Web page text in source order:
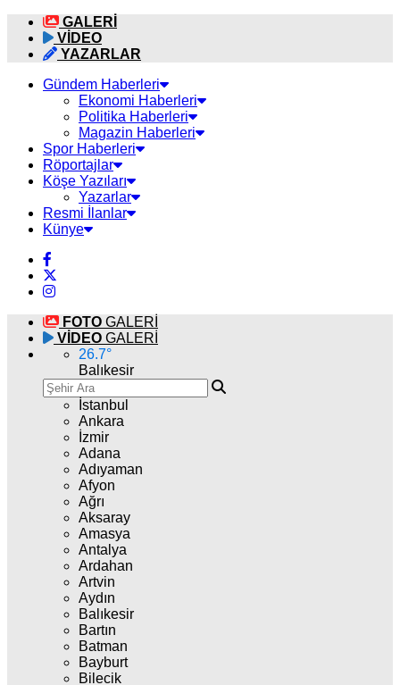
GALERİ
VİDEO
YAZARLAR
Gündem Haberleri
Ekonomi Haberleri
Politika Haberleri
Magazin Haberleri
Spor Haberleri
Röportajlar
Köşe Yazıları
Yazarlar
Resmi İlanlar
Künye
FOTO GALERİ
VİDEO GALERİ
26.7°
Balıkesir
İstanbul
Ankara
İzmir
Adana
Adıyaman
Afyon
Ağrı
Aksaray
Amasya
Antalya
Ardahan
Artvin
Aydın
Balıkesir
Bartın
Batman
Bayburt
Bilecik